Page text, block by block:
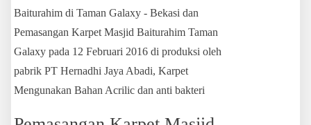
Baiturahim di Taman Galaxy - Bekasi dan
Pemasangan Karpet Masjid Baiturahim Taman
Galaxy pada 12 Februari 2016 di produksi oleh
pabrik PT Hernadhi Jaya Abadi, Karpet
Mengunakan Bahan Acrilic dan anti bakteri